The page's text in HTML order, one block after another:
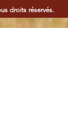
droits réservés.